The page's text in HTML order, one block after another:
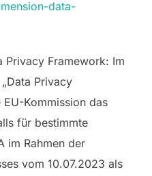
data-
Privacy Framework: Im
Privacy
EU-Kommission das
für bestimmte
im Rahmen der
vom 10.07.2023 als